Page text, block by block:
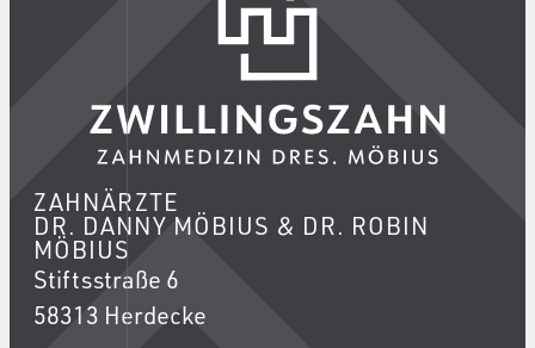
ZAHNÄRZTE
DR. DANNY MÖBIUS & DR. ROBIN
MÖBIUS
Stiftsstraße 6
58313 Herdecke